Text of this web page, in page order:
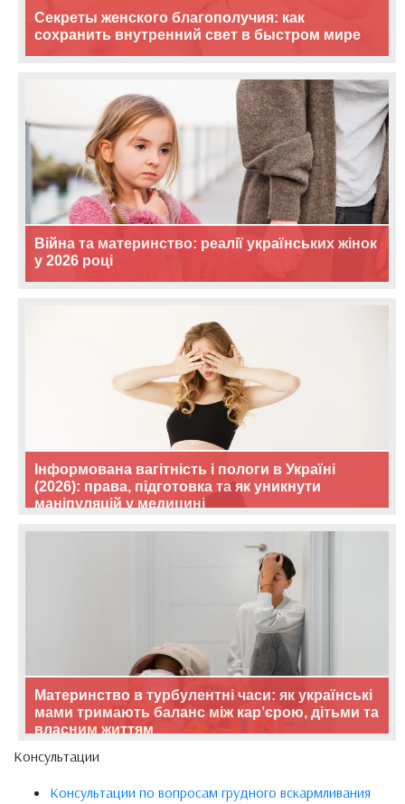
Секреты женского благополучия: как
сохранить внутренний свет в быстром мире
Війна та материнство: реалії українських жінок
у 2026 році
Інформована вагітність і пологи в Україні
(2026): права, підготовка та як уникнути
маніпуляцій у медицині
Материнство в турбулентні часи: як українські
мами тримають баланс між кар’єрою, дітьми та
власним життям
Консультации
Консультации по вопросам грудного вскармливания